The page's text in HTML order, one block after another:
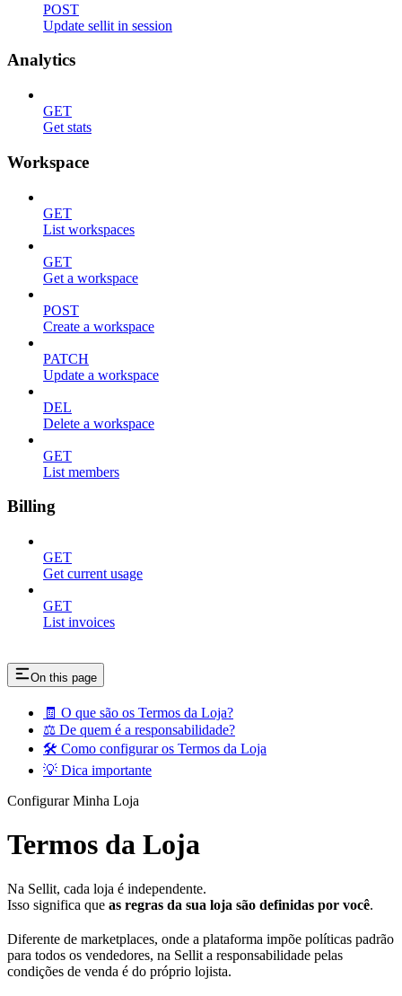
POST
Update sellit in session
Analytics
GET
Get stats
Workspace
GET
List workspaces
GET
Get a workspace
POST
Create a workspace
PATCH
Update a workspace
DEL
Delete a workspace
GET
List members
Billing
GET
Get current usage
GET
List invoices
On this page
🧾 O que são os Termos da Loja?
⚖️ De quem é a responsabilidade?
🛠️ Como configurar os Termos da Loja
💡 Dica importante
Configurar Minha Loja
Termos da Loja
Na Sellit, cada loja é independente.
Isso significa que as regras da sua loja são definidas por você.
Diferente de marketplaces, onde a plataforma impõe políticas padrão
para todos os vendedores, na Sellit a responsabilidade pelas
condições de venda é do próprio lojista.